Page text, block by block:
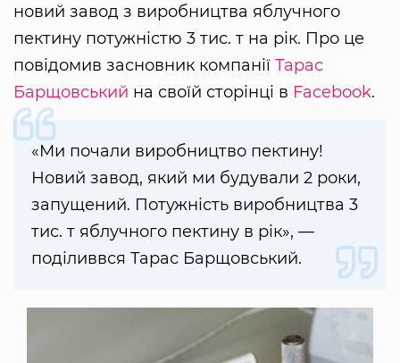
новий завод з виробництва яблучного
пектину потужністю 3 тис. т на рік. Про це
повідомив засновник компанії Тарас
Барщовський на своїй сторінці в Facebook.
«Ми почали виробництво пектину!
Новий завод, який ми будували 2 роки,
запущений. Потужність виробництва 3
тис. т яблучного пектину в рік», —
поділиввся Тарас Барщовський.